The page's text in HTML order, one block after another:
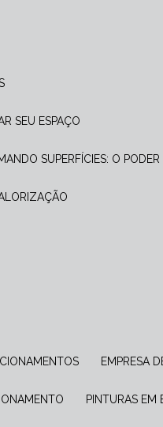
SEU ESPAÇO
SUPERFÍCIES: O
EMPRESA
PINTURAS EM